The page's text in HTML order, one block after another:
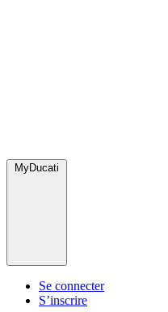
MyDucati
Se connecter
S’inscrire